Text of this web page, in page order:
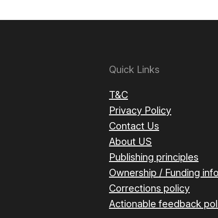
Quick Links
T&C
Privacy Policy
Contact Us
About US
Publishing principles
Ownership / Funding info
Corrections policy
Actionable feedback